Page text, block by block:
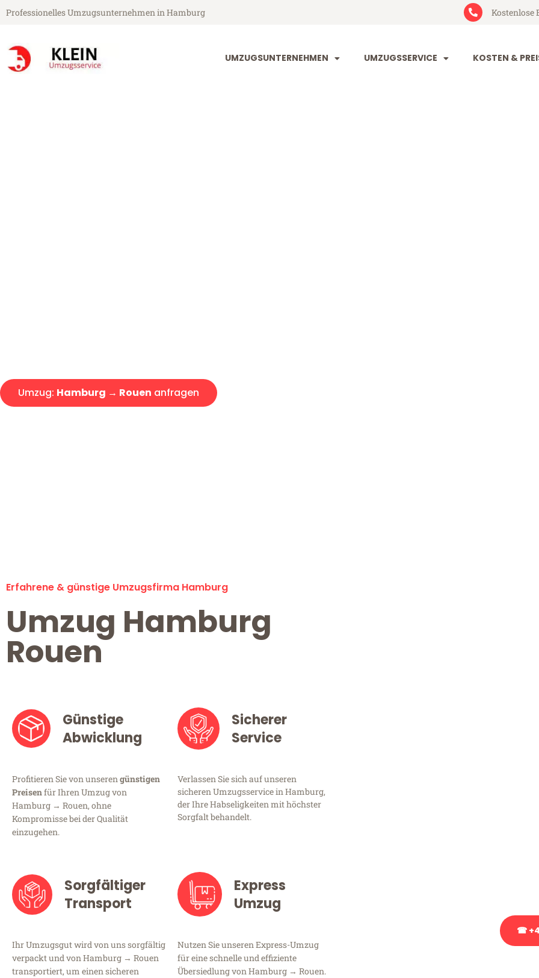
Professionelles Umzugsunternehmen in Hamburg Kostenlose
UMZUGSUNTERNEHMEN UMZUGSSERVICE KOSTEN &
Umzug: Hamburg → Rouen anfragen
Erfahrene & günstige Umzugsfirma Hamburg
Umzug Hamburg
Rouen
Günstige
Abwicklung
Profitieren Sie von unserengünstigen
Preisenfür Ihren Umzug von
Hamburg → Rouen, ohne
Kompromisse bei der Qualität
einzugehen.
Sicherer
Service
Verlassen Sie sich auf unseren
sicheren Umzugsservice in Hamburg,
der Ihre Habseligkeiten mit höchster
Sorgfalt behandelt.
Sorgfältiger
Transport
Ihr Umzugsgut wird von uns sorgfältig
verpackt und von Hamburg → Rouen
transportiert, um einen sicheren
Express
Umzug
Nutzen Sie unseren Express-Umzug
für eine schnelle und effiziente
Übersiedlung von Hamburg → Rouen.
☎